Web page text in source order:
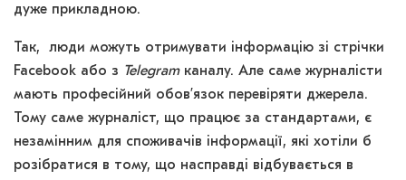
дуже прикладною.
Так, люди можуть отримувати інформацію зі стрічки
Facebook або з Telegramканалу. Але саме журналісти
мають професійний обов’язок перевіряти джерела.
Тому саме журналіст, що працює за стандартами, є
незамінним для споживачів інформації, які хотіли б
розібратися в тому, що насправді відбувається в